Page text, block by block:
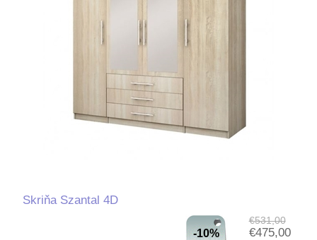
Skriňa Szantal 4D
€531,00
€475,00
-10%